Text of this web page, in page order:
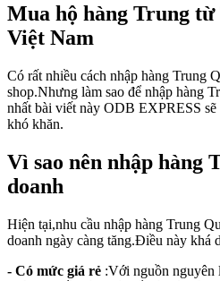
Mua hộ hàng Trung từ
Việt Nam
Có rất nhiều cách nhập hàng Trung
shop.Nhưng làm sao để nhập hàng
nhất bài viết này ODB EXPRESS
khó khăn.
Vì sao nên nhập hàng
doanh
Hiện tại,nhu cầu nhập hàng Trung
doanh ngày càng tăng.Điều này khá
- Có mức giá rẻ :Với nguồn nguyên